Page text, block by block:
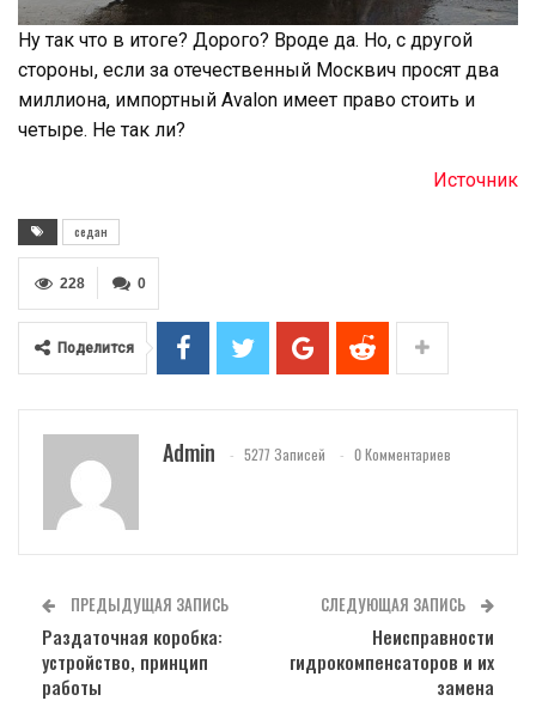
Ну так что в итоге? Дорого? Вроде да. Но, с другой
стороны, если за отечественный Москвич просят два
миллиона, импортный Avalon имеет право стоить и
четыре. Не так ли?
Источник
седан
0
228
Поделится
Admin 5277 Записей 0 Комментариев
ПРЕДЫДУЩАЯ ЗАПИСЬ
Раздаточная коробка:
устройство, принцип
работы
СЛЕДУЮЩАЯ ЗАПИСЬ
Неисправности
гидрокомпенсаторов и их
замена